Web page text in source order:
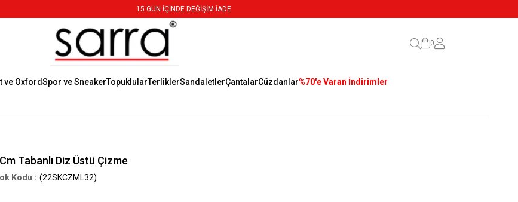
15 GÜN İÇİNDE DEĞİŞİM İADE
0
ve OxfordSpor ve SneakerTopuklularTerliklerSandaletlerÇantalarCüzdanlar%70'e Varan İndirimler
Tabanlı Diz Üstü Çizme
(22SKCZML32)